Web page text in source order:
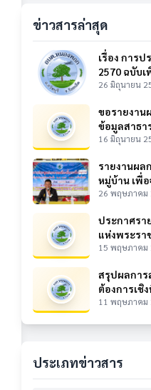
ข่าวสารล่าสุด
เรื่อง การ
2570 ฉบับเ
26 มิถุนายน
ขอรายงาน
ข้อมูลสาธา
16 มิถุนายน
รายงานผล
หมู่บ้าน เพื่
26 พฤษภาคม
ประกาศรา
แห่งพระร
15 พฤษภาคม
สรุปผลกา
ต้องการเชิ
11 พฤษภาคม
ประเภทข่าวสาร